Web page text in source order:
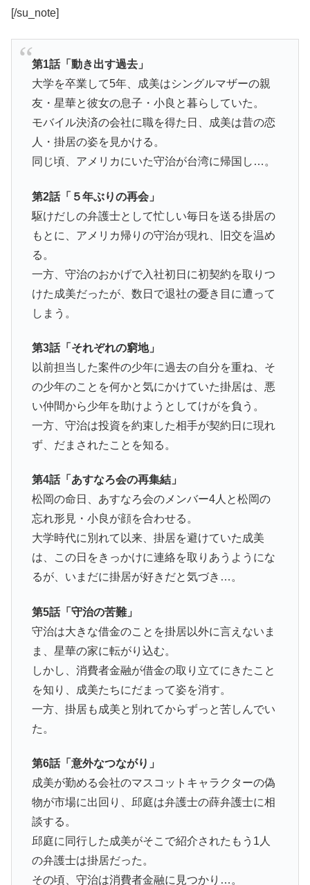
[/su_note]
第1話「動き出す過去」
大学を卒業して5年、成美はシングルマザーの親
友・星華と彼女の息子・小良と暮らしていた。
モバイル決済の会社に職を得た日、成美は昔の恋
人・掛居の姿を見かける。
同じ頃、アメリカにいた守治が台湾に帰国し…。
第2話「５年ぶりの再会」
駆けだしの弁護士として忙しい毎日を送る掛居の
もとに、アメリカ帰りの守治が現れ、旧交を温め
る。
一方、守治のおかげで入社初日に初契約を取りつ
けた成美だったが、数日で退社の憂き目に遭って
しまう。
第3話「それぞれの窮地」
以前担当した案件の少年に過去の自分を重ね、そ
の少年のことを何かと気にかけていた掛居は、悪
い仲間から少年を助けようとしてけがを負う。
一方、守治は投資を約束した相手が契約日に現れ
ず、だまされたことを知る。
第4話「あすなろ会の再集結」
松岡の命日、あすなろ会のメンバー4人と松岡の
忘れ形見・小良が顔を合わせる。
大学時代に別れて以来、掛居を避けていた成美
は、この日をきっかけに連絡を取りあうようにな
るが、いまだに掛居が好きだと気づき…。
第5話「守治の苦難」
守治は大きな借金のことを掛居以外に言えないま
ま、星華の家に転がり込む。
しかし、消費者金融が借金の取り立てにきたこと
を知り、成美たちにだまって姿を消す。
一方、掛居も成美と別れてからずっと苦しんでい
た。
第6話「意外なつながり」
成美が勤める会社のマスコットキャラクターの偽
物が市場に出回り、邱庭は弁護士の薛弁護士に相
談する。
邱庭に同行した成美がそこで紹介されたもう1人
の弁護士は掛居だった。
その頃、守治は消費者金融に見つかり…。